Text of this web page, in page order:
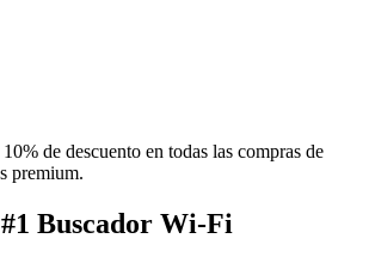
de descuento en todas las compras de
premium.
Buscador Wi-Fi